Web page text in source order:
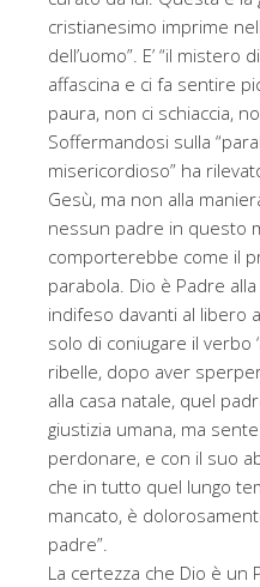
cristianesimo imprime
dell’uomo”. E’ “il mistero
affascina e ci fa sentire
paura, non ci schiaccia,
Soffermandosi sulla
misericordioso” ha
Gesù, ma non alla
nessun padre in questo
comporterebbe come il
parabola. Dio è Padre
indifeso davanti al libero
solo di coniugare il verbo
ribelle, dopo aver
alla casa natale, quel
giustizia umana, ma
perdonare, e con il suo
che in tutto quel lungo
mancato, è
padre”.
La certezza che Dio è un